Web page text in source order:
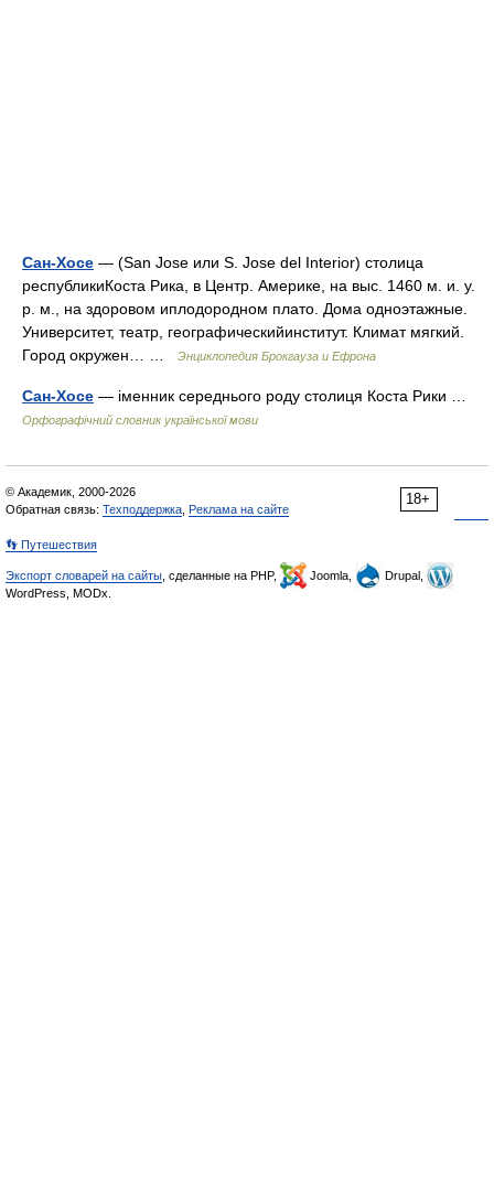
Сан-Хосе — (San Jose или S. Jose del Interior) столица
республикиКоста Рика, в Центр. Америке, на выс. 1460 м. и. у.
р. м., на здоровом иплодородном плато. Дома одноэтажные.
Университет, театр, географическийинститут. Климат мягкий.
Город окружен… …
Энциклопедия Брокгауза и Ефрона
Сан-Хосе — іменник середнього роду столиця Коста Рики …
Орфографічний словник української мови
18+
© Академик, 2000-2026
Обратная связь: Техподдержка Реклама на сайте
👣 Путешествия
Экспорт словарей на сайты , сделанные на PHP, Joomla,
Drupal,
WordPress, MODx.